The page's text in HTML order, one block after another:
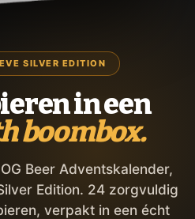
SILVER EDITION
in een
boombox.
Beer Adventskalender,
Edition. 24 zorgvuldig
verpakt in een écht